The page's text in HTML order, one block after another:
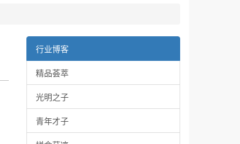
行业博客
精品荟萃
光明之子
青年才子